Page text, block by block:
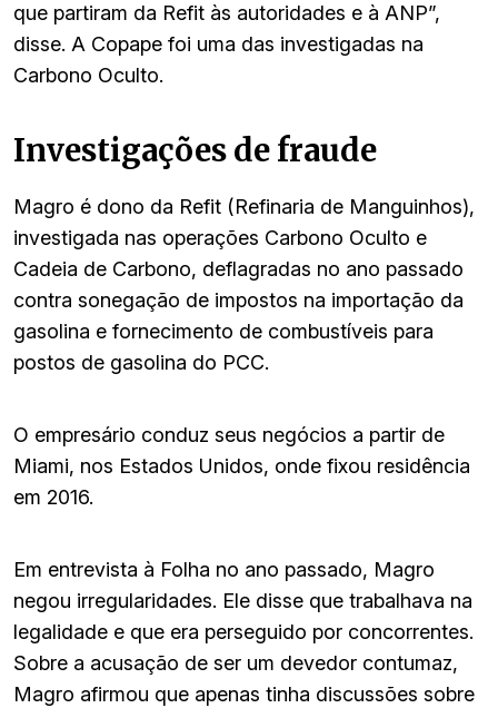
que partiram da Refit às autoridades e à ANP”,
disse. A Copape foi uma das investigadas na
Carbono Oculto.
Investigações de fraude
Magro é dono da Refit (Refinaria de Manguinhos),
investigada nas operações Carbono Oculto e
Cadeia de Carbono, deflagradas no ano passado
contra sonegação de impostos na importação da
gasolina e fornecimento de combustíveis para
postos de gasolina do PCC.
O empresário conduz seus negócios a partir de
Miami, nos Estados Unidos, onde fixou residência
em 2016.
Em entrevista à Folha no ano passado, Magro
negou irregularidades. Ele disse que trabalhava na
legalidade e que era perseguido por concorrentes.
Sobre a acusação de ser um devedor contumaz,
Magro afirmou que apenas tinha discussões sobre